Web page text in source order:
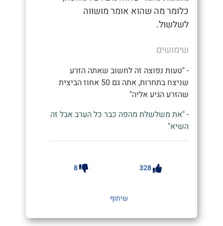
כלומר מה שהוא אומר מושווה
לשלשול.
שימושים
- "טעות נפוצה זה לחשוב שאתה הזרע
שניצח בתחרות, אתה גם 50 אחוז הביצית
שהזרע הגיע אליה"
- "את משלשלת מהפה כבר כל הערב אבל זה
השיא"
328
8
שיתוף